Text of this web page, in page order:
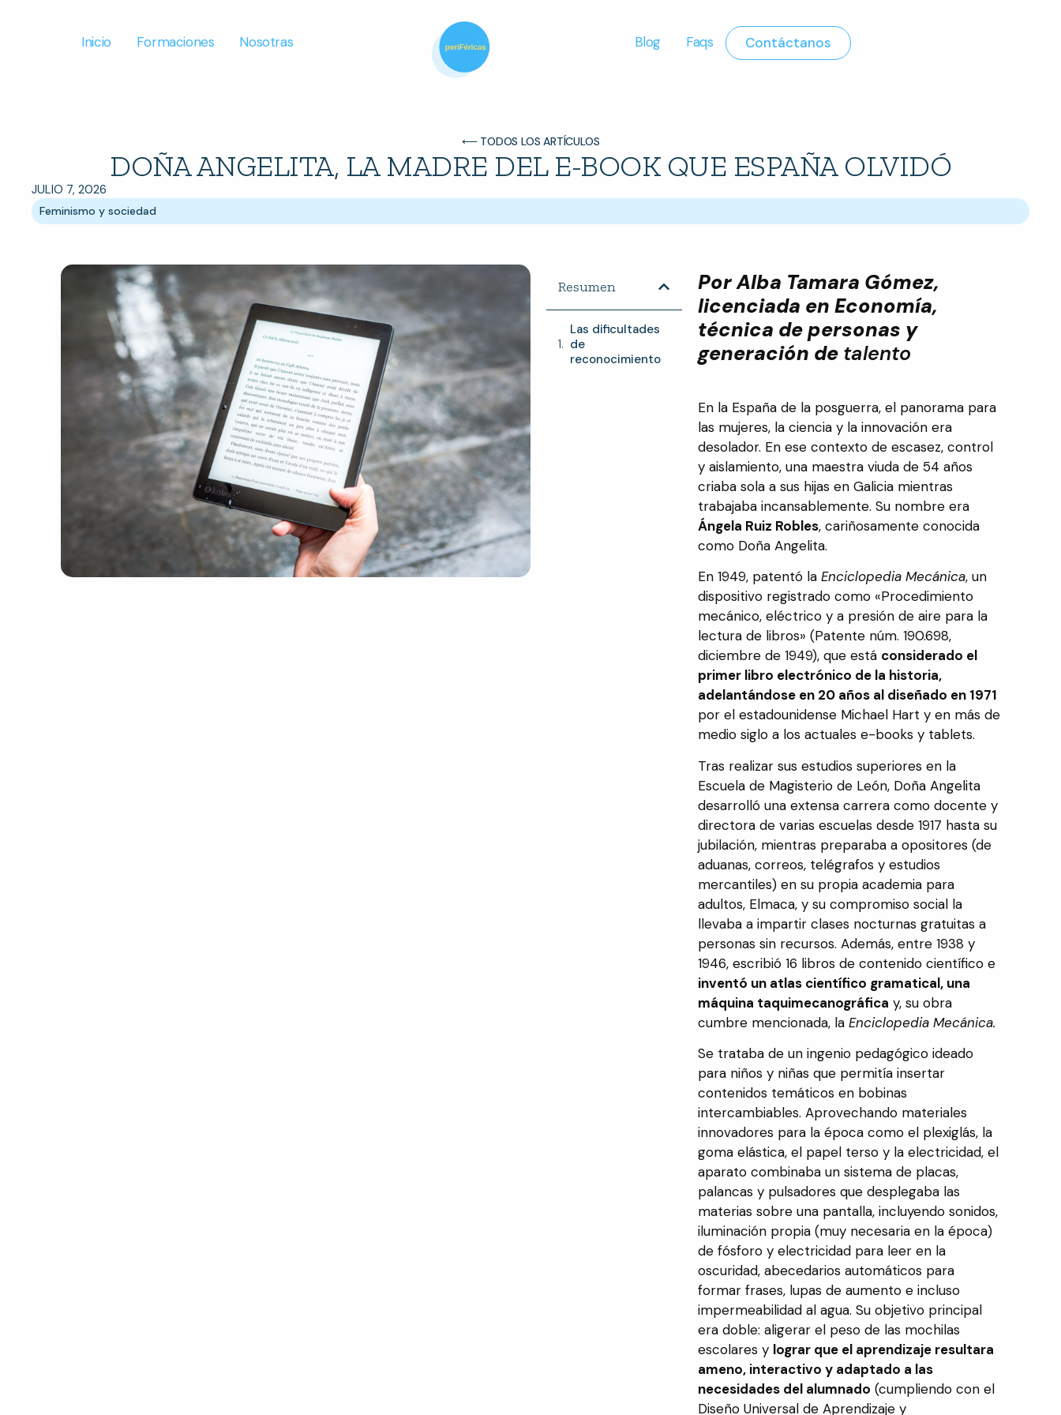
Inicio Formaciones Nosotras Blog Faqs Contáctanos
⟵ TODOS LOS ARTÍCULOS
DOÑA ANGELITA, LA MADRE DEL E-BOOK QUE ESPAÑA OLVIDÓ
JULIO 7, 2026
Feminismo y sociedad
Resumen
Las dificultades
de
reconocimiento
Por Alba Tamara Gómez,
licenciada en Economía,
técnica de personas y
generación de talento
En la España de la posguerra, el panorama para
las mujeres, la ciencia y la innovación era
desolador. En ese contexto de escasez, control
y aislamiento, una maestra viuda de 54 años
criaba sola a sus hijas en Galicia mientras
trabajaba incansablemente. Su nombre era
Ángela Ruiz Robles, cariñosamente conocida
como Doña Angelita.
En 1949, patentó la Enciclopedia Mecánica, un
dispositivo registrado como «Procedimiento
mecánico, eléctrico y a presión de aire para la
lectura de libros» (Patente núm. 190.698,
diciembre de 1949), que está considerado el
primer libro electrónico de la historia,
adelantándose en 20 años al diseñado en 1971
por el estadounidense Michael Hart y en más de
medio siglo a los actuales e-books y tablets.
Tras realizar sus estudios superiores en la
Escuela de Magisterio de León, Doña Angelita
desarrolló una extensa carrera como docente y
directora de varias escuelas desde 1917 hasta su
jubilación, mientras preparaba a opositores (de
aduanas, correos, telégrafos y estudios
mercantiles) en su propia academia para
adultos, Elmaca, y su compromiso social la
llevaba a impartir clases nocturnas gratuitas a
personas sin recursos. Además, entre 1938 y
1946, escribió 16 libros de contenido científico e
inventó un atlas científico gramatical, una
máquina taquimecanográfica y, su obra
cumbre mencionada, laEnciclopedia Mecánica.
Se trataba de un ingenio pedagógico ideado
para niños y niñas que permitía insertar
contenidos temáticos en bobinas
intercambiables. Aprovechando materiales
innovadores para la época como el plexiglás, la
goma elástica, el papel terso y la electricidad, el
aparato combinaba un sistema de placas,
palancas y pulsadores que desplegaba las
materias sobre una pantalla, incluyendo sonidos,
iluminación propia (muy necesaria en la época)
de fósforo y electricidad para leer en la
oscuridad, abecedarios automáticos para
formar frases, lupas de aumento e incluso
impermeabilidad al agua. Su objetivo principal
era doble: aligerar el peso de las mochilas
escolares y lograr que el aprendizaje resultara
ameno, interactivo y adaptado a las
necesidades del alumnado (cumpliendo con el
Diseño Universal de Aprendizaje y